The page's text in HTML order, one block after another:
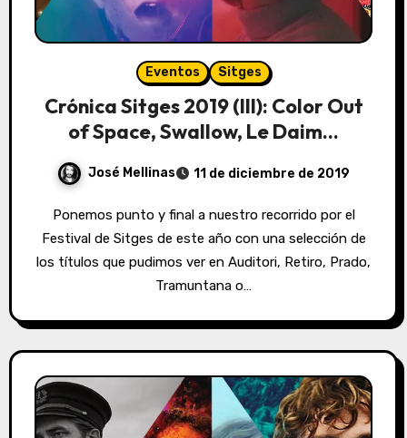
Eventos Sitges
Crónica Sitges 2019 (III): Color Out
of Space, Swallow, Le Daim…
José Mellinas 11 de diciembre de 2019
Ponemos punto y final a nuestro recorrido por el
Festival de Sitges de este año con una selección de
los títulos que pudimos ver en Auditori, Retiro, Prado,
Tramuntana o…